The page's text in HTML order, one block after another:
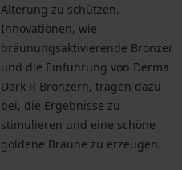
Alterung zu schützen.
Innovationen, wie
bräunungsaktivierende Bronzer
und die Einführung von Derma
Dark R Bronzern, tragen dazu
bei, die Ergebnisse zu
stimulieren und eine schöne
goldene Bräune zu erzeugen.